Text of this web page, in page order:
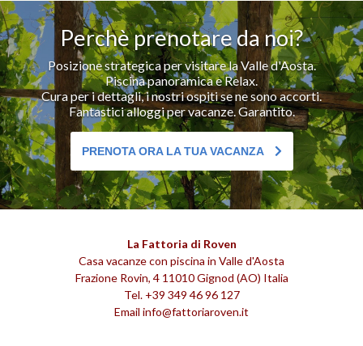
Perchè prenotare da noi?
Posizione strategica per visitare la Valle d'Aosta.
Piscina panoramica e Relax.
Cura per i dettagli, i nostri ospiti se ne sono accorti.
Fantastici alloggi per vacanze. Garantito.
PRENOTA ORA LA TUA VACANZA
La Fattoria di Roven
Casa vacanze con piscina in Valle d'Aosta
Frazione Rovin, 4 11010Gignod (AO) Italia
Tel. +39 349 46 96 127
Email info@fattoriaroven.it